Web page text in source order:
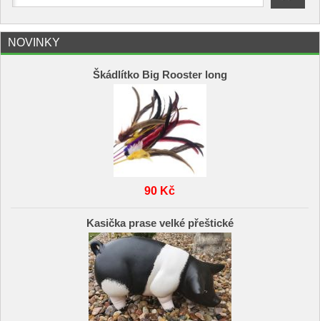
NOVINKY
Škádlítko Big Rooster long
90 Kč
Kasička prase velké přeštické